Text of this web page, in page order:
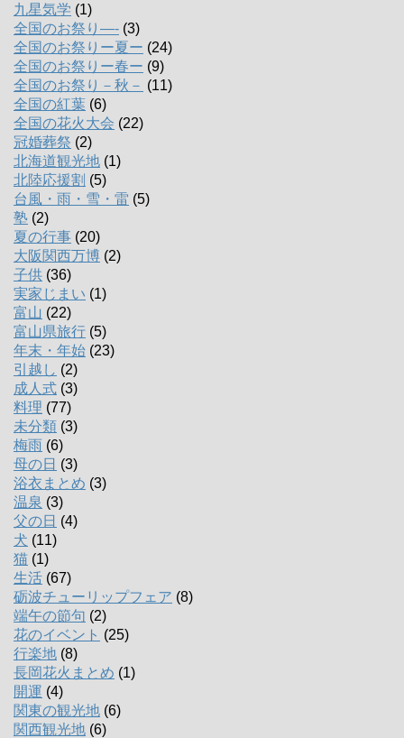
九星気学 (1)
全国のお祭り―- (3)
全国のお祭りー夏ー (24)
全国のお祭りー春ー (9)
全国のお祭り－秋－ (11)
全国の紅葉 (6)
全国の花火大会 (22)
冠婚葬祭 (2)
北海道観光地 (1)
北陸応援割 (5)
台風・雨・雪・雷 (5)
塾 (2)
夏の行事 (20)
大阪関西万博 (2)
子供 (36)
実家じまい (1)
富山 (22)
富山県旅行 (5)
年末・年始 (23)
引越し (2)
成人式 (3)
料理 (77)
未分類 (3)
梅雨 (6)
母の日 (3)
浴衣まとめ (3)
温泉 (3)
父の日 (4)
犬 (11)
猫 (1)
生活 (67)
砺波チューリップフェア (8)
端午の節句 (2)
花のイベント (25)
行楽地 (8)
長岡花火まとめ (1)
開運 (4)
関東の観光地 (6)
関西観光地 (6)